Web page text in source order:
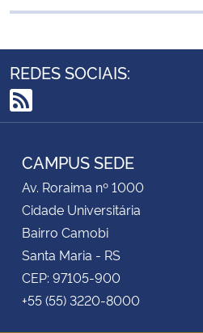
Secretaria-Geral
Secretaria de Governo
Gabinete de Segurança Institucional
REDES SOCIAIS:
RSS
CAMPUS SEDE
Av. Roraima nº 1000
Cidade Universitária
Bairro Camobi
Santa Maria - RS
CEP: 97105-900
+55 (55) 3220-8000